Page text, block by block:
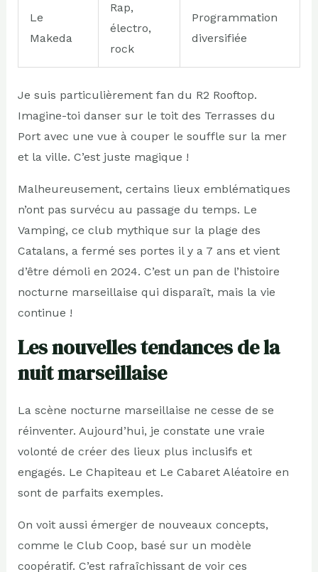
Le
Makeda
Rap,
électro,
rock
Programmation
diversifiée
Je suis particulièrement fan du R2 Rooftop.
Imagine-toi danser sur le toit des Terrasses du
Port avec une vue à couper le souffle sur la mer
et la ville. C’est juste magique !
Malheureusement, certains lieux emblématiques
n’ont pas survécu au passage du temps. Le
Vamping, ce club mythique sur la plage des
Catalans, a fermé ses portes il y a 7 ans et vient
d’être démoli en 2024. C’est un pan de l’histoire
nocturne marseillaise qui disparaît, mais la vie
continue !
Les nouvelles tendances de la
nuit marseillaise
La scène nocturne marseillaise ne cesse de se
réinventer. Aujourd’hui, je constate une vraie
volonté de créer des lieux plus inclusifs et
engagés. Le Chapiteau et Le Cabaret Aléatoire en
sont de parfaits exemples.
On voit aussi émerger de nouveaux concepts,
comme le Club Coop, basé sur un modèle
coopératif. C’est rafraîchissant de voir ces